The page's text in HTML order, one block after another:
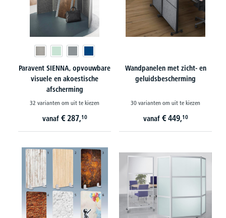
Paravent SIENNA, opvouwbare
visuele en akoestische
afscherming
32 varianten om uit te kiezen
vanaf € 287,10
Wandpanelen met zicht- en
geluidsbescherming
30 varianten om uit te kiezen
vanaf € 449,10